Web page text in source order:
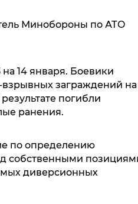
Минобороны по АТО
14 января. Боевики
взрывных заграждений на
погибли
ранения.
по определению
собственными
диверсионных